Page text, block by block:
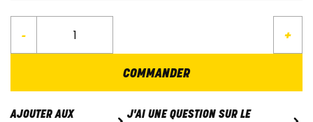
- +
COMMANDER
AJOUTER AUX
J'AI UNE QUESTION SUR LE